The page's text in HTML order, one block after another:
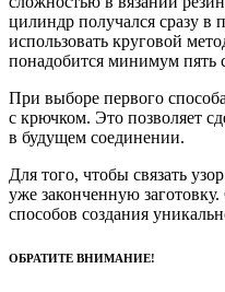
цилиндр получался сразу в
использовать круговой
понадобится минимум пять
При выборе первого
с крючком. Это позволяет
в будущем соединении.
Для того, чтобы связать
уже законченную
способов создания
ОБРАТИТЕ ВНИМАНИЕ!